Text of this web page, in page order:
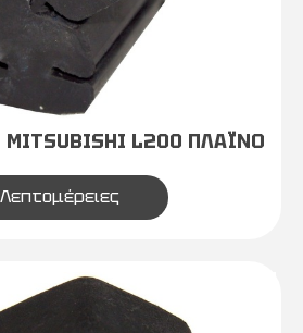
L200 ΠΛΑΪΝΟ
Λεπτομέρειες